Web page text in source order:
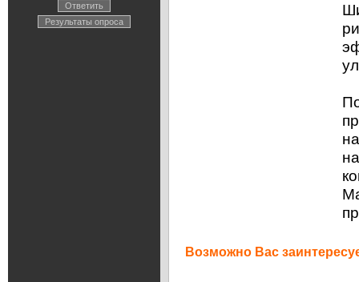
Ответить
Результаты опроса
Возможно Вас